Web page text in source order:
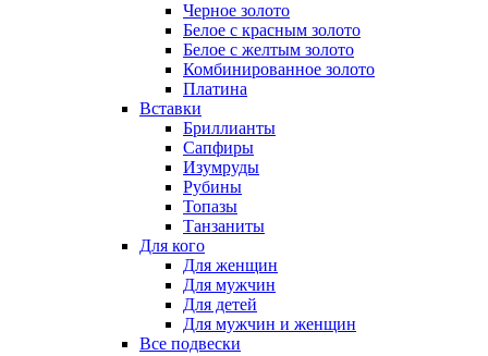
Черное золото
Белое с красным золото
Белое с желтым золото
Комбинированное золото
Платина
Вставки
Бриллианты
Сапфиры
Изумруды
Рубины
Топазы
Танзаниты
Для кого
Для женщин
Для мужчин
Для детей
Для мужчин и женщин
Все подвески